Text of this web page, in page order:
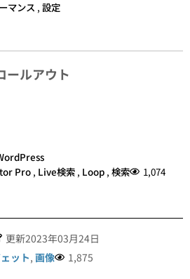
マンス , 設定
ルアウト
Pro , Live検索 , Loop , 検索 1,074
更新2023年03月24日
ット, 画像 1,875